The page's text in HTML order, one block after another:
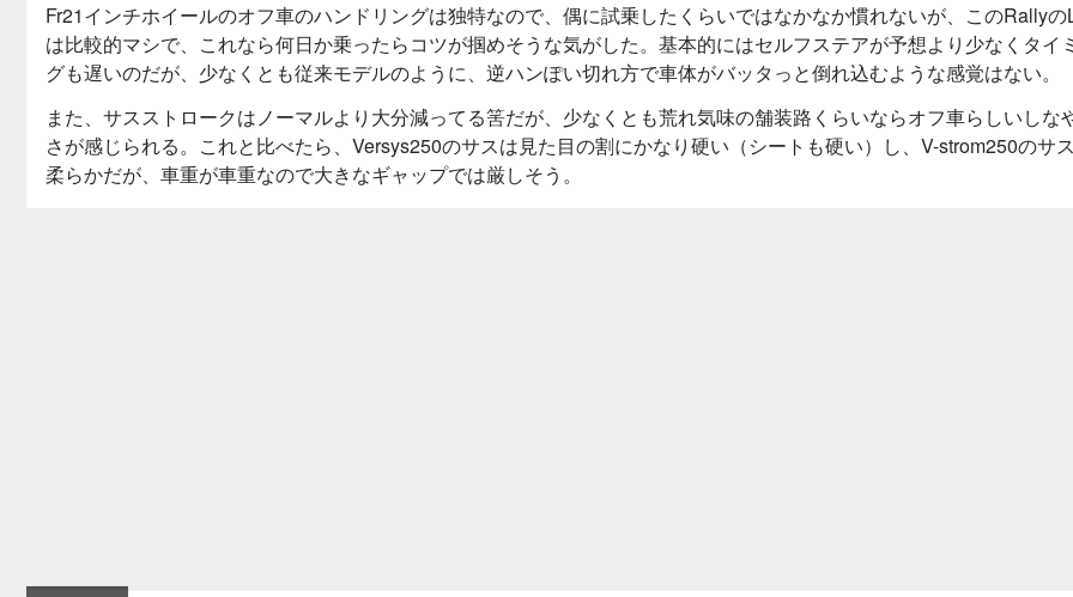
Fr21インチホイールのオフ車のハンドリングは独特なので、偶に試乗したくらいではなかなか慣れないが、このRallyの
は比較的マシで、これなら何日か乗ったらコツが掴めそうな気がした。基本的にはセルフステアが予想より少なくタイ
グも遅いのだが、少なくとも従来モデルのように、逆ハンぽい切れ方で車体がバッタっと倒れ込むような感覚はない。
また、サスストロークはノーマルより大分減ってる筈だが、少なくとも荒れ気味の舗装路くらいならオフ車らしいしな
さが感じられる。これと比べたら、Versys250のサスは見た目の割にかなり硬い（シートも硬い）し、V-strom250のサ
柔らかだが、車重が車重なので大きなギャップでは厳しそう。